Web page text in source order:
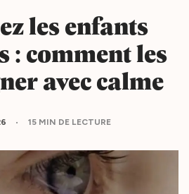
les enfants
: comment les
avec calme
15 MIN DE LECTURE